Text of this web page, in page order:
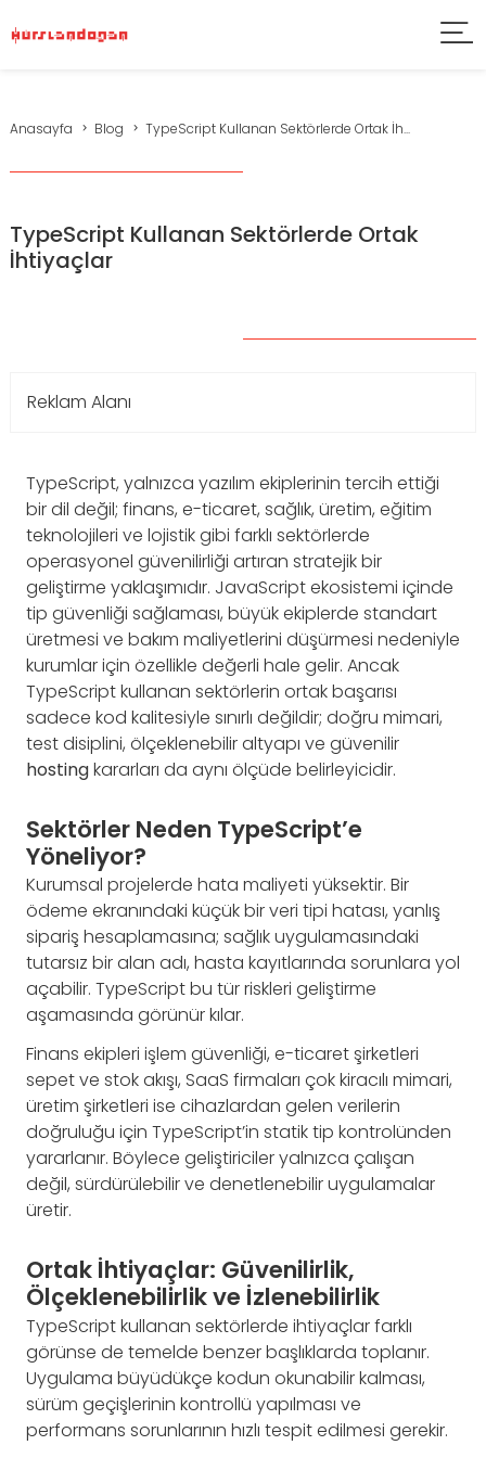
Anasayfa Blog TypeScript Kullanan Sektörlerde Ortak İh...
TypeScript Kullanan Sektörlerde Ortak
İhtiyaçlar
Reklam Alanı
TypeScript, yalnızca yazılım ekiplerinin tercih ettiği
bir dil değil; finans, e-ticaret, sağlık, üretim, eğitim
teknolojileri ve lojistik gibi farklı sektörlerde
operasyonel güvenilirliği artıran stratejik bir
geliştirme yaklaşımıdır. JavaScript ekosistemi içinde
tip güvenliği sağlaması, büyük ekiplerde standart
üretmesi ve bakım maliyetlerini düşürmesi nedeniyle
kurumlar için özellikle değerli hale gelir. Ancak
TypeScript kullanan sektörlerin ortak başarısı
sadece kod kalitesiyle sınırlı değildir; doğru mimari,
test disiplini, ölçeklenebilir altyapı ve güvenilir
hostingkararları da aynı ölçüde belirleyicidir.
Sektörler Neden TypeScript’e
Yöneliyor?
Kurumsal projelerde hata maliyeti yüksektir. Bir
ödeme ekranındaki küçük bir veri tipi hatası, yanlış
sipariş hesaplamasına; sağlık uygulamasındaki
tutarsız bir alan adı, hasta kayıtlarında sorunlara yol
açabilir. TypeScript bu tür riskleri geliştirme
aşamasında görünür kılar.
Finans ekipleri işlem güvenliği, e-ticaret şirketleri
sepet ve stok akışı, SaaS firmaları çok kiracılı mimari,
üretim şirketleri ise cihazlardan gelen verilerin
doğruluğu için TypeScript’in statik tip kontrolünden
yararlanır. Böylece geliştiriciler yalnızca çalışan
değil, sürdürülebilir ve denetlenebilir uygulamalar
üretir.
Ortak İhtiyaçlar: Güvenilirlik,
Ölçeklenebilirlik ve İzlenebilirlik
TypeScript kullanan sektörlerde ihtiyaçlar farklı
görünse de temelde benzer başlıklarda toplanır.
Uygulama büyüdükçe kodun okunabilir kalması,
sürüm geçişlerinin kontrollü yapılması ve
performans sorunlarının hızlı tespit edilmesi gerekir.